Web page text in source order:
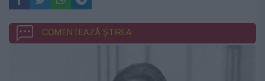
COMENTEAZĂ ȘTIREA